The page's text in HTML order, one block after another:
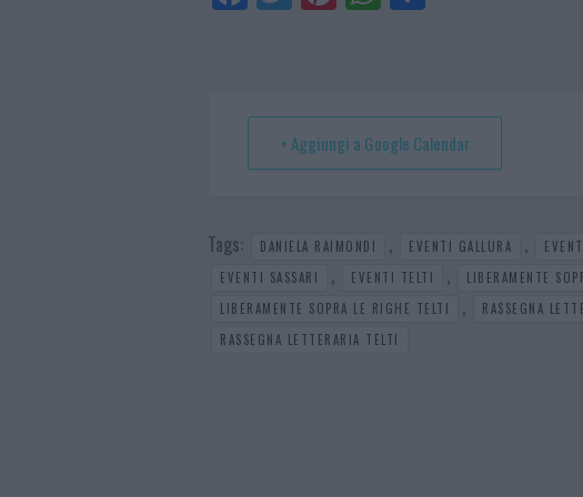
ce itt nt
t
ha
p
+ Aggiungi a Google Calendar
Tags: DANIELA RAIMONDI , EVENTI GALLURA ,
EVENTI SASSARI , EVENTI TELTI , LIBERAMENTE
LIBERAMENTE SOPRA LE RIGHE TELTI , RASSEGNA
RASSEGNA LETTERARIA TELTI